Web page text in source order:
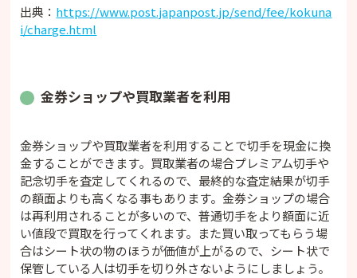
出典： https://www.post.japanpost.jp/send/fee/kokuna
i/charge.html
金券ショップや買取業者を利用
金券ショップや買取業者を利用することで切手を現金に換
金することができます。買取業者の場合プレミアム切手や
記念切手を査定してくれるので、最終的な査定結果が切手
の額面よりも高くなる事もあります。金券ショップの場合
は再利用されることが多いので、普通切手をより額面に近
い値段で買取を行ってくれます。また買い取ってもらう場
合はシート状の物のほうが価値が上がるので、シート状で
保管している人は切手を切り外さないようにしましょう。